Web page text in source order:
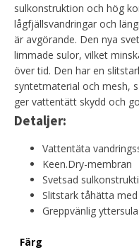
sulkonstruktion och hög
lågfjällsvandringar och
är avgörande. Den nya
limmade sulor, vilket
över tid. Den har en
syntetmaterial och mesh,
ger vattentätt skydd och
Detaljer:
Vattentäta
Keen.Dry-membran
Svetsad
Slitstark tåhätta
Greppvänlig
Färg